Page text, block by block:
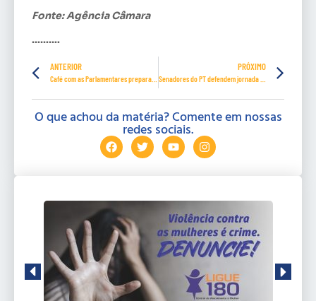
Fonte: Agência Câmara
……….
ANTERIOR PRÓXIMO
O que achou da matéria? Comente em nossas
redes sociais.